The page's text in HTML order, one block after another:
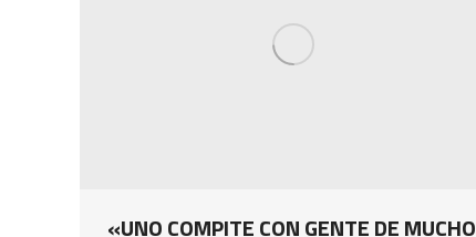
«UNO COMPITE CON GENTE DE MUCHO